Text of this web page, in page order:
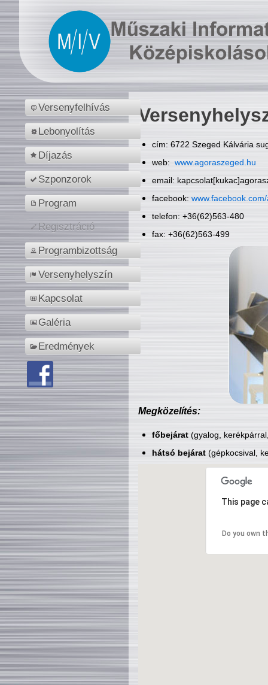
Versenyfelhívás
Lebonyolítás
Díjazás
Szponzorok
Program
Regisztráció
Programbizottság
Versenyhelyszín
Kapcsolat
Galéria
Eredmények
cím: 6722 Szeged Kálvária
web: www.agoraszeged.hu
email:
facebook:
telefon: +36(62)563-480
fax: +36(62)563-499
Megközelítés:
főbejárat(gyalog,
hátsó bejárat(gépkocsival,
This page
Do you own